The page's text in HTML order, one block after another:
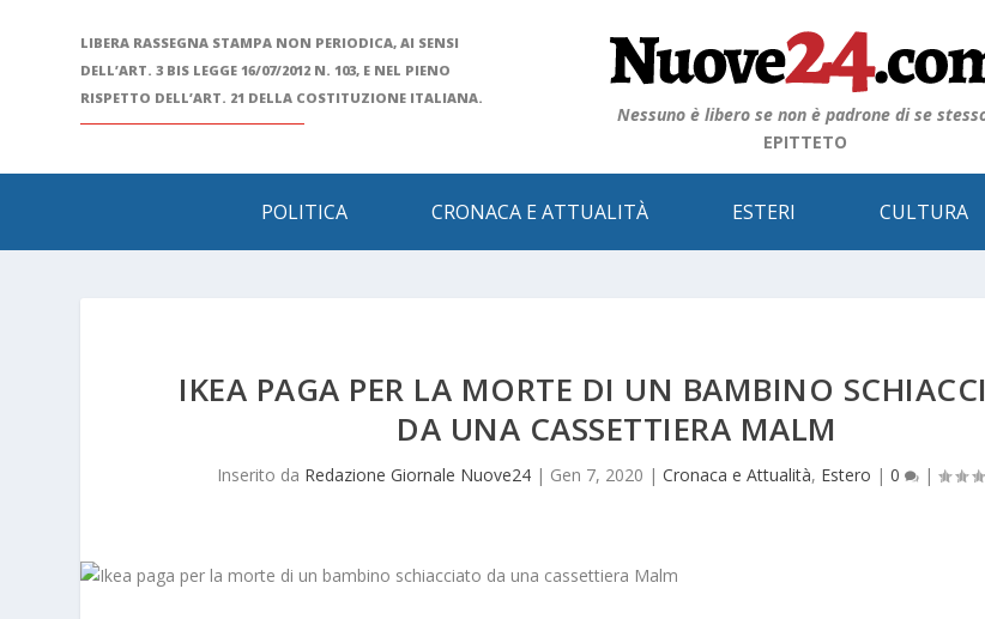
LIBERA RASSEGNA STAMPA NON PERIODICA, AI SENSI
DELL’ART. 3 BIS LEGGE 16/07/2012 N. 103, E NEL PIENO
RISPETTO DELL’ART. 21 DELLA COSTITUZIONE ITALIANA.
Nessuno è libero se non è padrone di se
EPITTETO
POLITICA CRONACA E ATTUALITÀ ESTERI CULTURA
IKEA PAGA PER LA MORTE DI UN BAMBINO
DA UNA CASSETTIERA MALM
Inserito da Redazione Giornale Nuove24| Gen 7, 2020 | Cronaca e Attualità, Estero | 0 |